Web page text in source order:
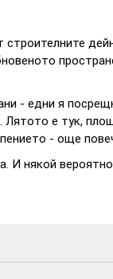
- едни я
е тук,
- още
И някой